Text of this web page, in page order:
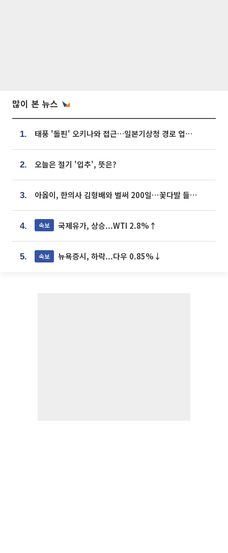
많이 본 뉴스
1. 태풍 '돌핀' 오키나와 접근…일본기상청 경로 업데이트
2. 오늘은 절기 '입추', 뜻은?
3. 아옳이, 한의사 김형배와 벌써 200일⋯꽃다발 들고 "프러포즈 아냐"
4. 속보 국제유가, 상승...WTI 2.8%↑
5. 속보 뉴욕증시, 하락...다우 0.85%↓